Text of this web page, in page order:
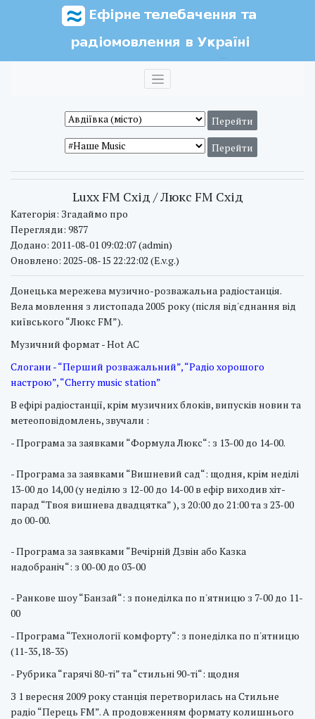
Luxx FM Схід / Люкс FM Схід
Категорія: Згадаймо про
Перегляди: 9877
Додано: 2011-08-01 09:02:07 (admin)
Оновлено: 2025-08-15 22:22:02 (E.v.g.)
Донецька мережева музично-розважальна радіостанція.
Вела мовлення з листопада 2005 року (після від'єднання від
київського “Люкс FM”).
Музичний формат - Hot AC
Слогани - “Перший розважальний”, “Радіо хорошого
настрою”, “Cherry music station”
В ефірі радіостанції, крім музичних блоків, випусків новин та
метеоповідомлень, звучали :
- Програма за заявками “Формула Люкс“: з 13-00 до 14-00.
- Програма за заявками “Вишневий сад“: щодня, крім неділі
13-00 до 14,00 (у неділю з 12-00 до 14-00 в ефір виходив хіт-
парад “Твоя вишнева двадцятка” ), з 20:00 до 21:00 та з 23-00
до 00-00.
- Програма за заявками “Вечірній Дзвін або Казка
надобраніч“: з 00-00 до 03-00
- Ранкове шоу “Банзай“: з понеділка по п'ятницю з 7-00 до 11-
00
- Програма “Технології комфорту“: з понеділка по п'ятницю
(11-35,18-35)
- Рубрика “гарячі 80-ті” та “стильні 90-ті“: щодня
З 1 вересня 2009 року станція перетворилась на Стильне
радіо “Перець FM”. А продовженням формату колишнього